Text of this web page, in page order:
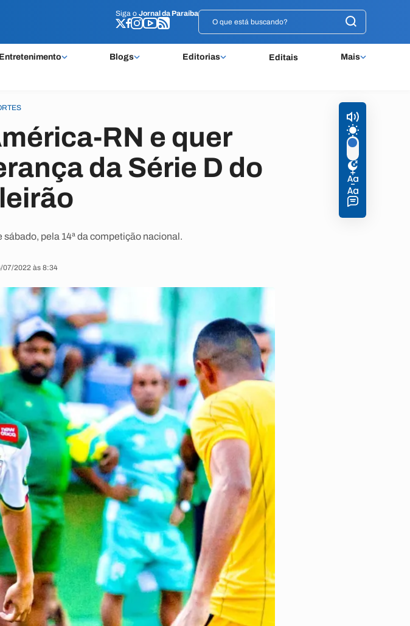
Siga o Jornal da Paraíba
Entretenimento Blogs Editorias Editais Mais
Siga o Jornal da Paraíba
RN e quer
da Série D do
pela 14ª da competição nacional.
07/2022 às 8:34